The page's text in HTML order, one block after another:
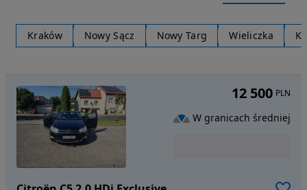
Kraków Nowy Sącz Nowy Targ Wieliczka
12 500 PLN
W granicach średniej